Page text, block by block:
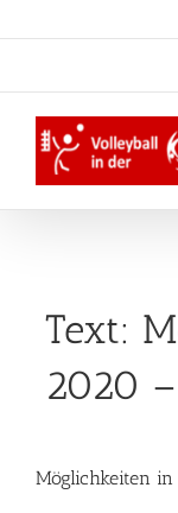
to
Text:
2020
Möglichkeiten in